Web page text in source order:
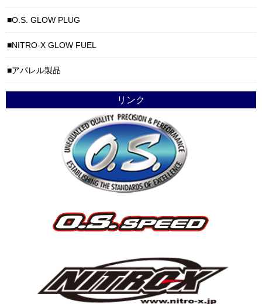
O.S. GLOW PLUG
NITRO-X GLOW FUEL
アパレル製品
リンク